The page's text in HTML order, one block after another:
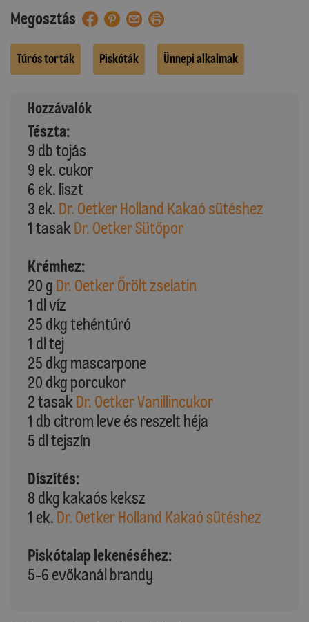
Megosztás
Túrós torták Piskóták Ünnepi alkalmak
Hozzávalók
Tészta:
9 db tojás
9 ek. cukor
6 ek. liszt
3 ek. Dr. Oetker Holland Kakaó sütéshez
1 tasak Dr. Oetker Sütőpor
Krémhez:
20 g Dr. Oetker Őrölt zselatin
1 dl víz
25 dkg tehéntúró
1 dl tej
25 dkg mascarpone
20 dkg porcukor
2 tasak Dr. Oetker Vanillincukor
1 db citrom leve és reszelt héja
5 dl tejszín
Díszítés:
8 dkg kakaós keksz
1 ek. Dr. Oetker Holland Kakaó sütéshez
Piskótalap lekenéséhez:
5-6 evőkanál brandy